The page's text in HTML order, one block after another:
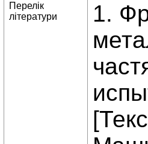
Перелік
літератури
1.